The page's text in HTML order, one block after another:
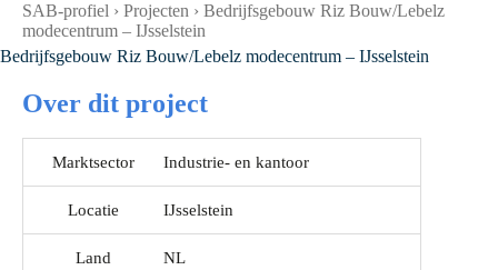
SAB-profiel › Projecten › Bedrijfsgebouw Riz Bouw/Lebelz
modecentrum – IJsselstein
Bedrijfsgebouw Riz Bouw/Lebelz modecentrum – IJsselstein
Over dit project
Marktsector Industrie- en kantoor
Locatie IJsselstein
Land NL